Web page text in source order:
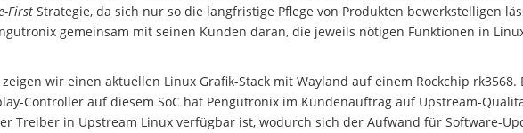
First Strategie, da sich nur so die langfristige Pflege von Produkten bewerkstelligen
gemeinsam mit seinen Kunden daran, die jeweils nötigen Funktionen in
wir einen aktuellen Linux Grafik-Stack mit Wayland auf einem Rockchip rk3568.
Controller auf diesem SoC hat Pengutronix im Kundenauftrag auf Upstream-
Treiber in Upstream Linux verfügbar ist, wodurch sich der Aufwand für Software-